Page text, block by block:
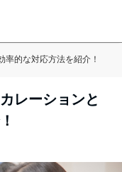
的な対応方法を紹介！
レーションと